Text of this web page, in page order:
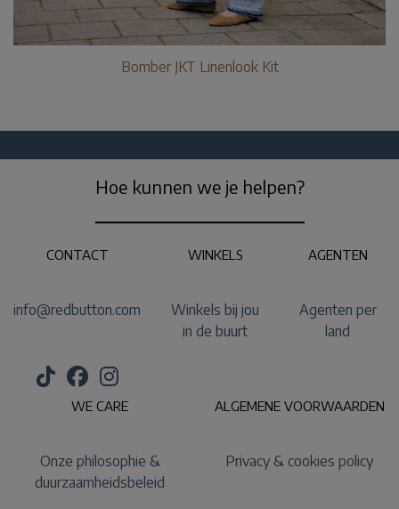
Bomber JKT Linenlook Kit
Hoe kunnen we je helpen?
CONTACT
info@redbutton.com
WINKELS
Winkels bij jou
in de buurt
AGENTEN
Agenten per
land
WE CARE
Onze philosophie &
duurzaamheidsbeleid
ALGEMENE VOORWAARDEN
Privacy & cookies policy